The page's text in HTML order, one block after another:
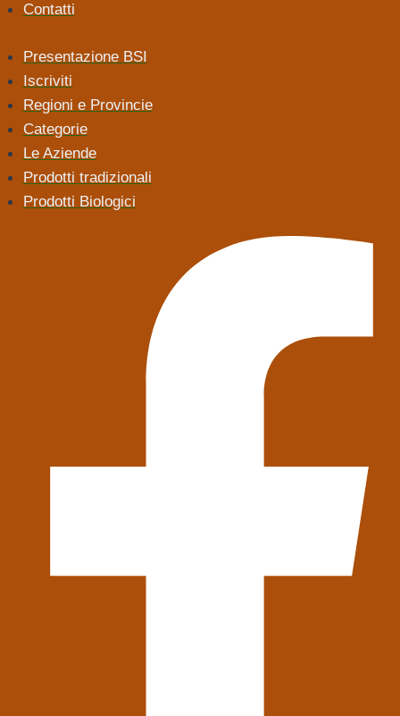
Contatti
Presentazione BSI
Iscriviti
Regioni e Provincie
Categorie
Le Aziende
Prodotti tradizionali
Prodotti Biologici